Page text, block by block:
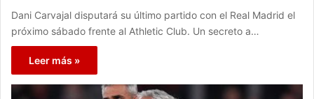
Dani Carvajal disputará su último partido con el Real Madrid el
próximo sábado frente al Athletic Club. Un secreto a…
Leer más »